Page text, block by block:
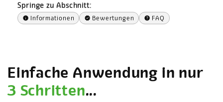
Springe zu Abschnitt:
info Informationen verified Bewertungen help FAQ
Einfache Anwendung in nur
3 Schritten...